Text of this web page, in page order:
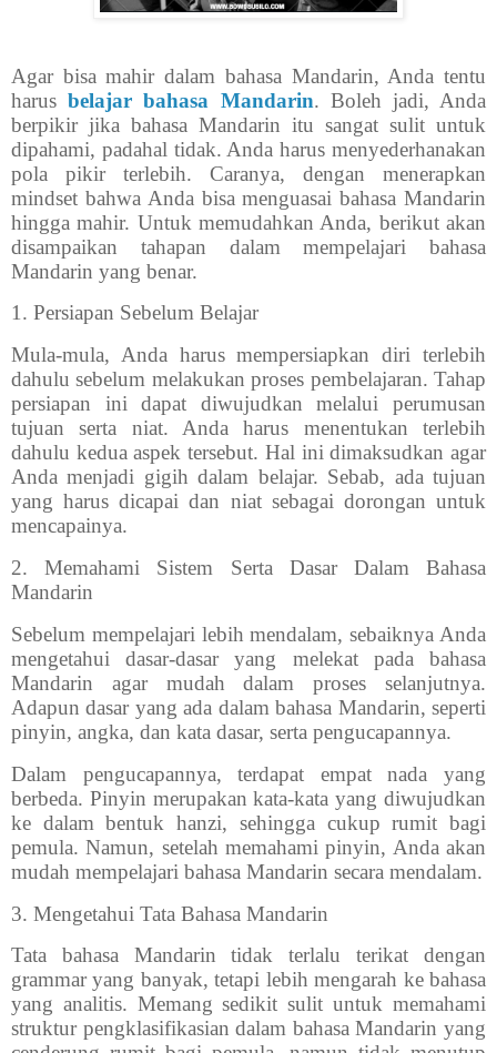
Agar bisa mahir dalam bahasa Mandarin, Anda tentu
harusbelajar bahasa Mandarin. Boleh jadi, Anda
berpikir jika bahasa Mandarin itu sangat sulit untuk
dipahami, padahal tidak. Anda harus menyederhanakan
pola pikir terlebih. Caranya, dengan menerapkan
mindset bahwa Anda bisa menguasai bahasa Mandarin
hingga mahir. Untuk memudahkan Anda, berikut akan
disampaikan tahapan dalam mempelajari bahasa
Mandarin yang benar.
1. Persiapan Sebelum Belajar
Mula-mula, Anda harus mempersiapkan diri terlebih
dahulu sebelum melakukan proses pembelajaran. Tahap
persiapan ini dapat diwujudkan melalui perumusan
tujuan serta niat. Anda harus menentukan terlebih
dahulu kedua aspek tersebut. Hal ini dimaksudkan agar
Anda menjadi gigih dalam belajar. Sebab, ada tujuan
yang harus dicapai dan niat sebagai dorongan untuk
mencapainya.
2.Memahami Sistem Serta Dasar Dalam Bahasa
Mandarin
Sebelum mempelajari lebih mendalam, sebaiknya Anda
mengetahui dasar-dasar yang melekat pada bahasa
Mandarin agar mudah dalam proses selanjutnya.
Adapun dasar yang ada dalam bahasa Mandarin, seperti
pinyin, angka, dan kata dasar, serta pengucapannya.
Dalam pengucapannya, terdapat empat nada yang
berbeda. Pinyin merupakan kata-kata yang diwujudkan
ke dalam bentuk hanzi, sehingga cukup rumit bagi
pemula. Namun, setelah memahami pinyin, Anda akan
mudah mempelajari bahasa Mandarin secara mendalam.
3. Mengetahui Tata Bahasa Mandarin
Tata bahasa Mandarin tidak terlalu terikat dengan
grammar yang banyak, tetapi lebih mengarah ke bahasa
yang analitis. Memang sedikit sulit untuk memahami
struktur pengklasifikasian dalam bahasa Mandarin yang